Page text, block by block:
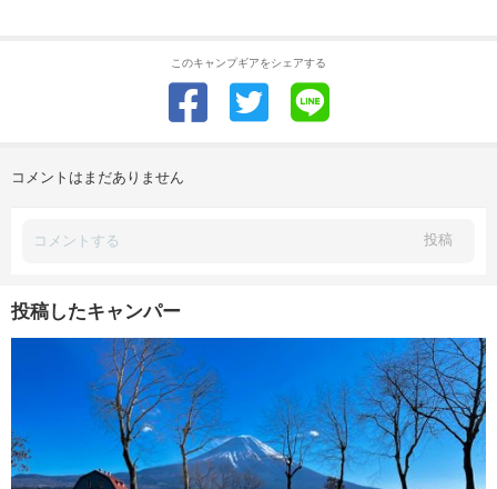
このキャンプギアをシェアする
コメントはまだありません
投稿
投稿したキャンパー